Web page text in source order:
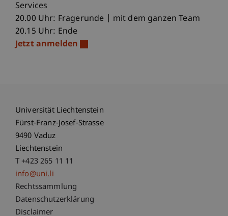
Services
20.00 Uhr: Fragerunde | mit dem ganzen Team
20.15 Uhr: Ende
Jetzt anmelden
Universität Liechtenstein
Fürst-Franz-Josef-Strasse
9490 Vaduz
Liechtenstein
T +423 265 11 11
info@uni.li
Fußzeile Rechtliche Hinweise
Rechtssammlung
Datenschutzerklärung
Disclaimer